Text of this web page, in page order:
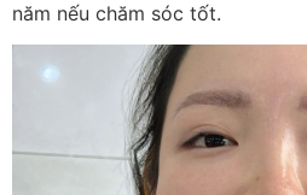
năm nếu chăm sóc tốt.